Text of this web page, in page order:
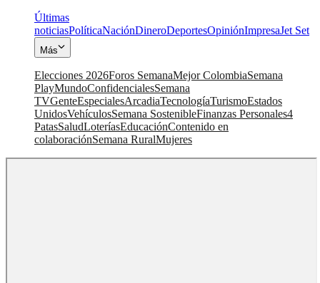
Últimas
noticiasPolíticaNaciónDineroDeportesOpiniónImpresaJet Set
Más
Elecciones 2026Foros SemanaMejor ColombiaSemana
PlayMundoConfidencialesSemana
TVGenteEspecialesArcadiaTecnologíaTurismoEstados
UnidosVehículosSemana SostenibleFinanzas Personales4
PatasSaludLoteríasEducaciónContenido en
colaboraciónSemana RuralMujeres